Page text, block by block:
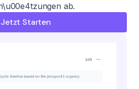
ab.
Jetzt Starten